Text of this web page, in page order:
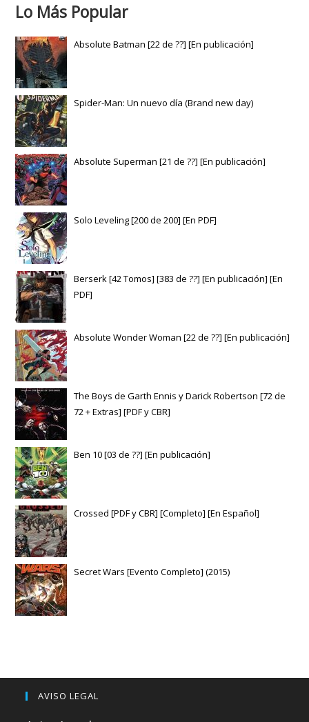
Lo Más Popular
Absolute Batman [22 de ??] [En publicación]
Spider-Man: Un nuevo día (Brand new day)
Absolute Superman [21 de ??] [En publicación]
Solo Leveling [200 de 200] [En PDF]
Berserk [42 Tomos] [383 de ??] [En publicación] [En
PDF]
Absolute Wonder Woman [22 de ??] [En publicación]
The Boys de Garth Ennis y Darick Robertson [72 de
72 + Extras] [PDF y CBR]
Ben 10 [03 de ??] [En publicación]
Crossed [PDF y CBR] [Completo] [En Español]
Secret Wars [Evento Completo] (2015)
AVISO LEGAL